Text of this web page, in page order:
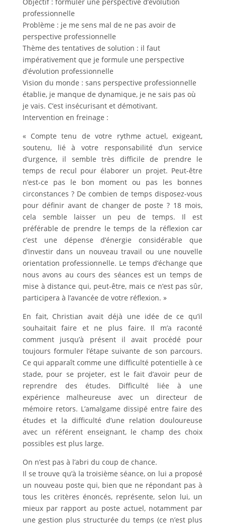
professionnelle
Problème : je me sens mal de ne pas avoir de
perspective professionnelle
Thème des tentatives de solution : il faut
impérativement que je formule une perspective
d’évolution professionnelle
Vision du monde : sans perspective professionnelle
établie, je manque de dynamique, je ne sais pas où
je vais. C’est insécurisant et démotivant.
Intervention en freinage :
« Compte tenu de votre rythme actuel, exigeant,
soutenu, lié à votre responsabilité d’un service
d’urgence, il semble très difficile de prendre le
temps de recul pour élaborer un projet. Peut-être
n’est-ce pas le bon moment ou pas les bonnes
circonstances ? De combien de temps disposez-vous
pour définir avant de changer de poste ? 18 mois,
cela semble laisser un peu de temps. Il est
préférable de prendre le temps de la réflexion car
c’est une dépense d’énergie considérable que
d’investir dans un nouveau travail ou une nouvelle
orientation professionnelle. Le temps d’échange que
nous avons au cours des séances est un temps de
mise à distance qui, peut-être, mais ce n’est pas sûr,
participera à l’avancée de votre réflexion. »
En fait, Christian avait déjà une idée de ce qu’il
souhaitait faire et ne plus faire. Il m’a raconté
comment jusqu’à présent il avait procédé pour
toujours formuler l’étape suivante de son parcours.
Ce qui apparaît comme une difficulté potentielle à ce
stade, pour se projeter, est le fait d’avoir peur de
reprendre des études. Difficulté liée à une
expérience malheureuse avec un directeur de
mémoire retors. L’amalgame dissipé entre faire des
études et la difficulté d’une relation douloureuse
avec un référent enseignant, le champ des choix
possibles est plus large.
On n’est pas à l’abri du coup de chance.
Il se trouve qu’à la troisième séance, on lui a proposé
un nouveau poste qui, bien que ne répondant pas à
tous les critères énoncés, représente, selon lui, un
mieux par rapport au poste actuel, notamment par
une gestion plus structurée du temps (ce n’est plus